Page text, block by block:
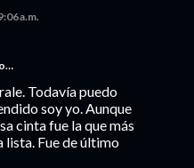
a.m.
Todavía puedo
soy yo. Aunque
cinta fue la que más
lista. Fue de último